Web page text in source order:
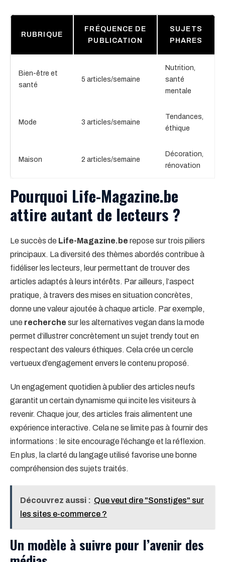
RUBRIQUE
FRÉQUENCE DE
PUBLICATION
SUJETS
PHARES
Bien-être et
santé
5 articles/semaine
Nutrition,
santé
mentale
Mode 3 articles/semaine
Tendances,
éthique
Maison 2 articles/semaine
Décoration,
rénovation
Pourquoi Life-Magazine.be
attire autant de lecteurs ?
Le succès de Life-Magazine.be repose sur trois piliers
principaux. La diversité des thèmes abordés contribue à
fidéliser les lecteurs, leur permettant de trouver des
articles adaptés à leurs intérêts. Par ailleurs, l’aspect
pratique, à travers des mises en situation concrètes,
donne une valeur ajoutée à chaque article. Par exemple,
une recherche sur les alternatives vegan dans la mode
permet d’illustrer concrètement un sujet trendy tout en
respectant des valeurs éthiques. Cela crée un cercle
vertueux d’engagement envers le contenu proposé.
Un engagement quotidien à publier des articles neufs
garantit un certain dynamisme qui incite les visiteurs à
revenir. Chaque jour, des articles frais alimentent une
expérience interactive. Cela ne se limite pas à fournir des
informations : le site encourage l’échange et la réflexion.
En plus, la clarté du langage utilisé favorise une bonne
compréhension des sujets traités.
Découvrez aussi : Que veut dire "Sonstiges" sur
les sites e-commerce ?
Un modèle à suivre pour l’avenir des